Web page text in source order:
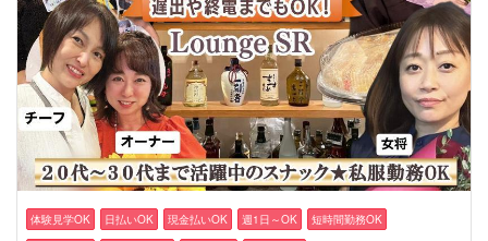
体験見学OK 日払いOK 現金払いOK 週1日～OK
短時間勤務OK